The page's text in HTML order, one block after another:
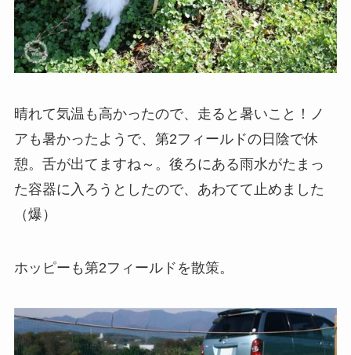
晴れて気温も高かったので、走ると暑いこと！ノ
アも暑かったようで、第2フィールドの日陰で休
憩。舌が出てますね～。後ろにある雨水がたまっ
た容器に入ろうとしたので、あわてて止めました
（爆）
ホッピーも第2フィールドを散策。